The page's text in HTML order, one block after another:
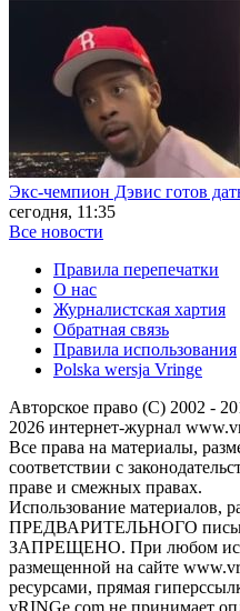
Экс-чемпион Дэвис готов
сегодня, 11:35
Все новости
Правила перепечатки
О нас
Журналистская хартия
Обратная связь
Правила использования
Polska wersja Vringe
Авторское право (С) 2002 -
2026 интернет-журнал
Все права на материалы,
соответствии с
праве и смежных правах.
Использование материалов,
ПРЕДВАРИТЕЛЬНОГО
ЗАПРЕЩЕНО. При любом
размещенной на сайте
ресурсами, прямая
vRINGe.com не принимает